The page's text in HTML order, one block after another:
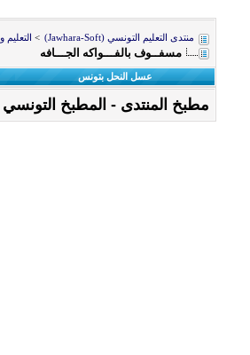
منتدى التعليم التونسي (Jawhara-Soft) > التعليم
مسفــوف بالفـــواكه الجـــافه
عسل النحل بتونس
مطبخ المنتدى - المطبخ التونسي